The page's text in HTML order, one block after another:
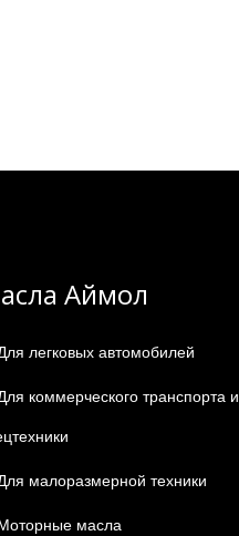
Аймол
легковых автомобилей
коммерческого транспорта и
малоразмерной техники
масла